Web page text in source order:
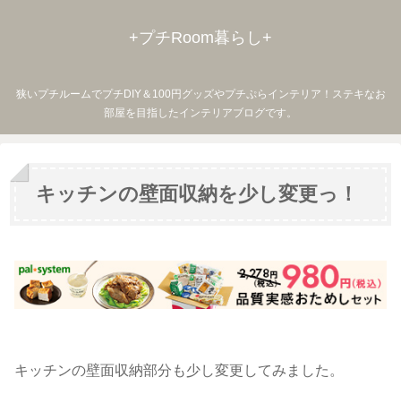
+プチRoom暮らし+
狭いプチルームでプチDIY＆100円グッズやプチぷらインテリア！ステキなお
部屋を目指したインテリアブログです。
キッチンの壁面収納を少し変更っ！
キッチンの壁面収納部分も少し変更してみました。